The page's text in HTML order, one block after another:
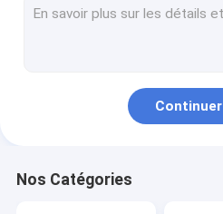
Fils à base d'herbe artificielle
Continuer
Nos Catégories